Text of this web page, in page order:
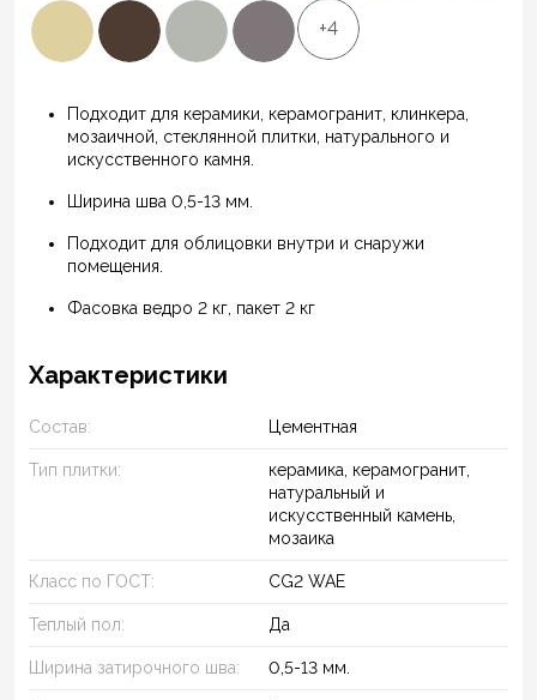
+4
Подходит для керамики, керамогранит, клинкера,
мозаичной, стеклянной плитки, натурального и
искусственного камня.
Ширина шва 0,5-13 мм.
Подходит для облицовки внутри и снаружи
помещения.
Фасовка ведро 2 кг, пакет 2 кг
Характеристики
Состав: Цементная
Тип плитки:
керамика, керамогранит,
натуральный и
искусственный камень,
мозаика
Класс по ГОСТ: CG2 WAE
Теплый пол: Да
Ширина затирочного шва: 0,5-13 мм.